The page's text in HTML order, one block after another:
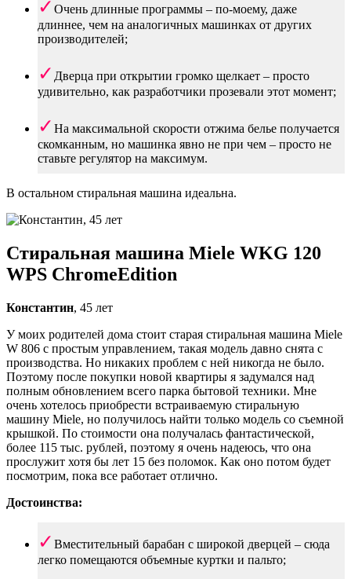
Очень длинные программы – по-моему, даже
длиннее, чем на аналогичных машинках от других
производителей;
Дверца при открытии громко щелкает – просто
удивительно, как разработчики прозевали этот момент;
На максимальной скорости отжима белье получается
скомканным, но машинка явно не при чем – просто не
ставьте регулятор на максимум.
В остальном стиральная машина идеальна.
Стиральная машина Miele WKG 120
WPS ChromeEdition
Константин, 45 лет
У моих родителей дома стоит старая стиральная машина Miele
W 806 с простым управлением, такая модель давно снята с
производства. Но никаких проблем с ней никогда не было.
Поэтому после покупки новой квартиры я задумался над
полным обновлением всего парка бытовой техники. Мне
очень хотелось приобрести встраиваемую стиральную
машину Miele, но получилось найти только модель со съемной
крышкой. По стоимости она получалась фантастической,
более 115 тыс. рублей, поэтому я очень надеюсь, что она
прослужит хотя бы лет 15 без поломок. Как оно потом будет
посмотрим, пока все работает отлично.
Достоинства:
Вместительный барабан с широкой дверцей – сюда
легко помещаются объемные куртки и пальто;